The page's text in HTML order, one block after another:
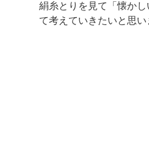
絹糸とりを見て「懐か
て考えていきたいと思い